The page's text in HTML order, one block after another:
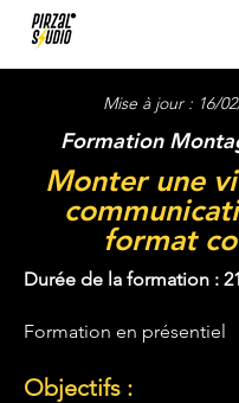
Mise à jour : 16/
Formation
Monter une
format
Durée de la formation :
Formation en présentiel
Objectifs :